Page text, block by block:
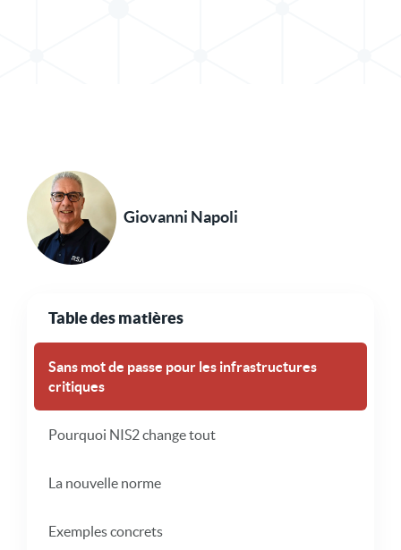
Giovanni Napoli
Table des matières
Sans mot de passe pour les infrastructures
critiques
Pourquoi NIS2 change tout
La nouvelle norme
Exemples concrets